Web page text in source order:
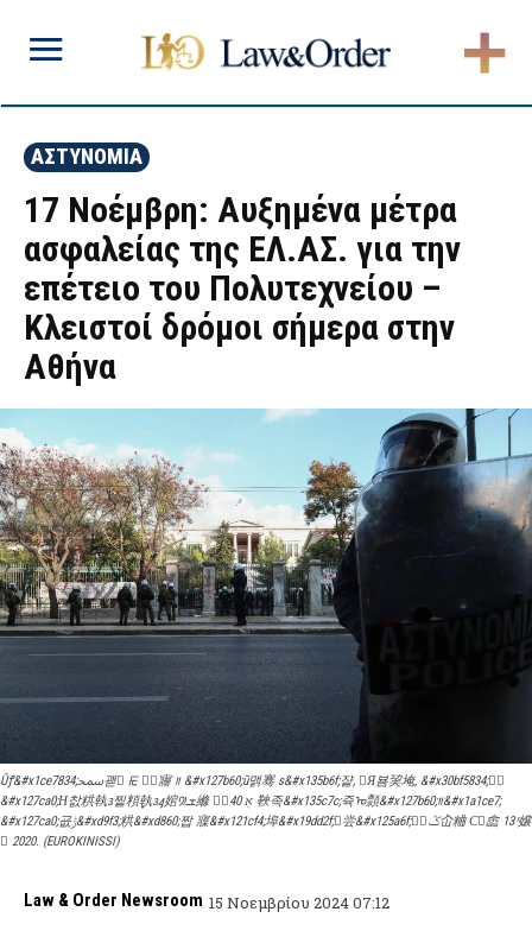
ΑΣΤΥΝΟΜΙΑ
17 Νοέμβρη: Αυξημένα μέτρα
ασφαλείας της ΕΛ.ΑΣ. για την
επέτειο του Πολυτεχνείου –
Κλειστοί δρόμοι σήμερα στην
Αθήνα
Ūꝭ&#x1ce7834;ﵠ괟񩯵 ꡩ 𱯳᣹㝲 ᰼ &#x127b60;ū맭骞 s&#x135b6f;쟡, 󴯠Я뵴巭埯, &#x30bf5834;񜤵
&#x127ca0;Н찴粠執᭠찥頪᩠執᭠ꜭ婠꡴ܫ縧 𥱟𯵠40 ܴﬡ 䩡족&#x135c7c;쥭ᠣ顠&#x127b60;᰼&#x1a1ce7;
&#x127ca0;굢ݱ&#xd9f3;粠&#xd860;짭 寱&#x121cf4;埠&#x19dd2f;򠧠尝&#x125a6f;򠴧򠥮ݣ屳粬 С񡳪嵞 13 ͯ嬢
񟯵 2020. (EUROKINISSI)
Law & Order Newsroom 15 Νοεμβρίου 2024 07:12